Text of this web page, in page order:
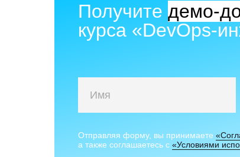
Получите демо-
курса «DevOps-
Отправляя форму, вы принимаете
а также соглашаетесь с «Условиями